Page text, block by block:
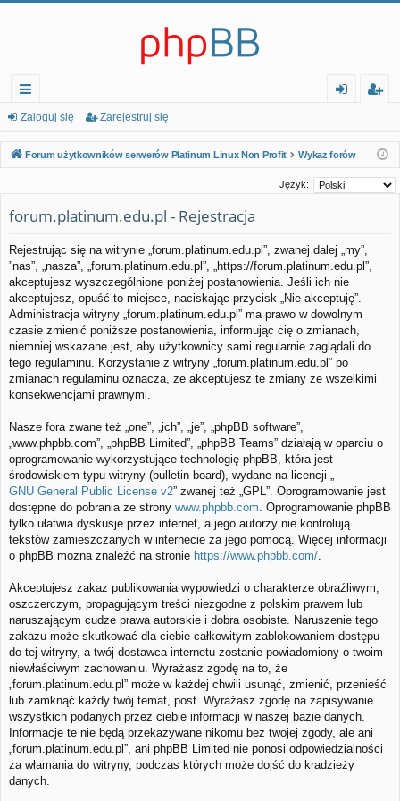
ię
ce
j…
og
uj
ej
es
Zaloguj się Zarejestruj się
Forum użytkowników serwerów Platinum Linux Non Profit Wykaz forów
Język:
forum.platinum.edu.pl - Rejestracja
Rejestrując się na witrynie „forum.platinum.edu.pl”, zwanej dalej „my”,
”nas”, „nasza”, „forum.platinum.edu.pl”, „https://forum.platinum.edu.pl”,
akceptujesz wyszczególnione poniżej postanowienia. Jeśli ich nie
akceptujesz, opuść to miejsce, naciskając przycisk „Nie akceptuję”.
Administracja witryny „forum.platinum.edu.pl” ma prawo w dowolnym
czasie zmienić poniższe postanowienia, informując cię o zmianach,
niemniej wskazane jest, aby użytkownicy sami regularnie zaglądali do
tego regulaminu. Korzystanie z witryny „forum.platinum.edu.pl” po
zmianach regulaminu oznacza, że akceptujesz te zmiany ze wszelkimi
konsekwencjami prawnymi.
Nasze fora zwane też „one”, „ich”, „je”, „phpBB software”,
„www.phpbb.com”, „phpBB Limited”, „phpBB Teams” działają w oparciu o
oprogramowanie wykorzystujące technologię phpBB, która jest
środowiskiem typu witryny (bulletin board), wydane na licencji „
GNU General Public License v2” zwanej też „GPL”. Oprogramowanie jest
dostępne do pobrania ze strony www.phpbb.com . Oprogramowanie phpBB
tylko ułatwia dyskusje przez internet, a jego autorzy nie kontrolują
tekstów zamieszczanych w internecie za jego pomocą. Więcej informacji
o phpBB można znaleźć na stronie https://www.phpbb.com/
Akceptujesz zakaz publikowania wypowiedzi o charakterze obraźliwym,
oszczerczym, propagującym treści niezgodne z polskim prawem lub
naruszającym cudze prawa autorskie i dobra osobiste. Naruszenie tego
zakazu może skutkować dla ciebie całkowitym zablokowaniem dostępu
do tej witryny, a twój dostawca internetu zostanie powiadomiony o twoim
niewłaściwym zachowaniu. Wyrażasz zgodę na to, że
„forum.platinum.edu.pl” może w każdej chwili usunąć, zmienić, przenieść
lub zamknąć każdy twój temat, post. Wyrażasz zgodę na zapisywanie
wszystkich podanych przez ciebie informacji w naszej bazie danych.
Informacje te nie będą przekazywane nikomu bez twojej zgody, ale ani
„forum.platinum.edu.pl”, ani phpBB Limited nie ponosi odpowiedzialności
za włamania do witryny, podczas których może dojść do kradzieży
danych.